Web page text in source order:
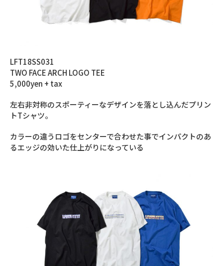
LFT18SS031
TWO FACE ARCH LOGO TEE
5,000yen + tax
左右非対称のスポーティーなデザインを落とし込んだプリン
トTシャツ。
カラーの違うロゴをセンターで合わせた事でインパクトのあ
るエッジの効いた仕上がりになっている